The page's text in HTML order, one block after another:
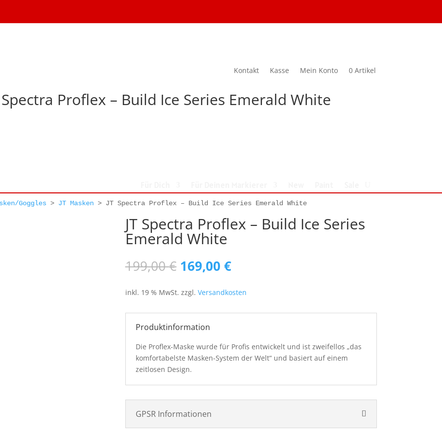
Kontakt Kasse Mein Konto 0 Artikel
Spectra Proflex – Build Ice Series Emerald White
Goggles > JT Masken > JT Spectra Proflex – Build Ice Series Emerald White
JT Spectra Proflex – Build Ice Series
Emerald White
199,00€ Ursprünglicher
Preis
war:
199,00 €
169,00 €Aktueller
Preis
ist:
169,00 €.
inkl. 19 % MwSt. zzgl. Versandkosten
Produktinformation
Die Proflex-Maske wurde für Profis entwickelt und ist zweifellos „das
komfortabelste Masken-System der Welt“ und basiert auf einem
zeitlosen Design.
GPSR Informationen